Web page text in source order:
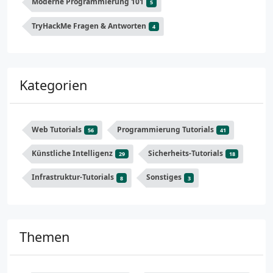
5
TryHackMe Fragen & Antworten 4
Kategorien
Web Tutorials 56 Programmierung Tutorials 41
Künstliche Intelligenz 29 Sicherheits-Tutorials 18
Infrastruktur-Tutorials 8 Sonstiges 3
Themen